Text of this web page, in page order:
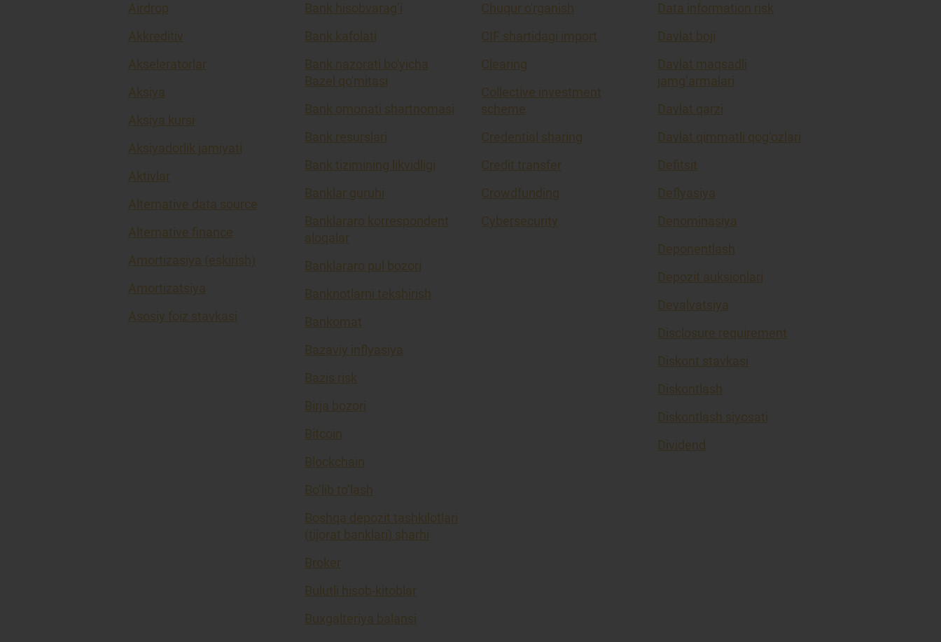
Airdrop
Akkreditiv
Akseleratorlar
Aksiya
Aksiya kursi
Aksiyadorlik jamiyati
Aktivlar
Alternative data source
Alternative finance
Amortizasiya (eskirish)
Amortizatsiya
Asosiy foiz stavkasi
Bank hisobvarag’i
Bank kafolati
Bank nazorati bo'yicha
Bazel qo'mitasi
Bank omonati shartnomasi
Bank resurslari
Bank tizimining likvidligi
Banklar guruhi
Banklararo korrespondent
aloqalar
Banklararo pul bozori
Banknotlarni tekshirish
Bankomat
Bazaviy inflyasiya
Bazis risk
Birja bozori
Bitcoin
Blockchain
Bo’lib to’lash
Boshqa depozit tashkilotlari
(tijorat banklari) sharhi
Broker
Bulutli hisob-kitoblar
Buxgalteriya balansi
Chuqur o'rganish
CIF shartidagi import
Clearing
Collective investment
scheme
Credential sharing
Credit transfer
Crowdfunding
Cybersecurity
Data information risk
Davlat boji
Davlat maqsadli
jamg’armalari
Davlat qarzi
Davlat qimmatli qog’ozlari
Defitsit
Deflyasiya
Denominasiya
Deponentlash
Depozit auksionlari
Devalvatsiya
Disclosure requirement
Diskont stavkasi
Diskontlash
Diskontlash siyosati
Dividend